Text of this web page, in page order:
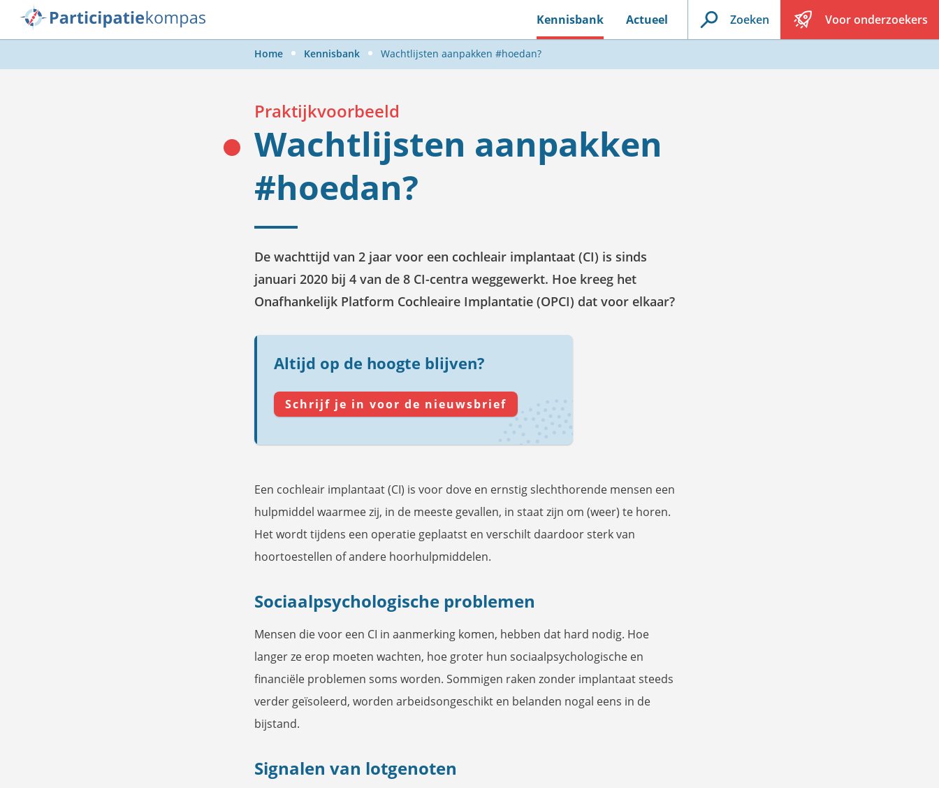
Ga naar de hoofdcontent Kennisbank Actueel Zoeken Voor onderzoekers
Home Kennisbank Wachtlijsten aanpakken #hoedan?
Praktijkvoorbeeld
Wachtlijsten aanpakken
#hoedan?
De wachttijd van 2 jaar voor een cochleair implantaat (CI) is sinds
januari 2020 bij 4 van de 8 CI-centra weggewerkt. Hoe kreeg het
Onafhankelijk Platform Cochleaire Implantatie (OPCI) dat voor elkaar?
Altijd op de hoogte blijven?
Schrijf je in voor de nieuwsbrief
Een cochleair implantaat (CI) is voor dove en ernstig slechthorende mensen een
hulpmiddel waarmee zij, in de meeste gevallen, in staat zijn om (weer) te horen.
Het wordt tijdens een operatie geplaatst en verschilt daardoor sterk van
hoortoestellen of andere hoorhulpmiddelen.
Sociaalpsychologische problemen
Mensen die voor een CI in aanmerking komen, hebben dat hard nodig. Hoe
langer ze erop moeten wachten, hoe groter hun sociaalpsychologische en
financiële problemen soms worden. Sommigen raken zonder implantaat steeds
verder geïsoleerd, worden arbeidsongeschikt en belanden nogal eens in de
bijstand.
Signalen van lotgenoten